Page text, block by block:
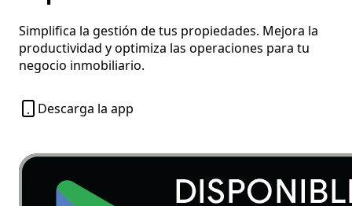
Simplifica la gestión de tus propiedades. Mejora la
productividad y optimiza las operaciones para tu
negocio inmobiliario.
Descarga la app